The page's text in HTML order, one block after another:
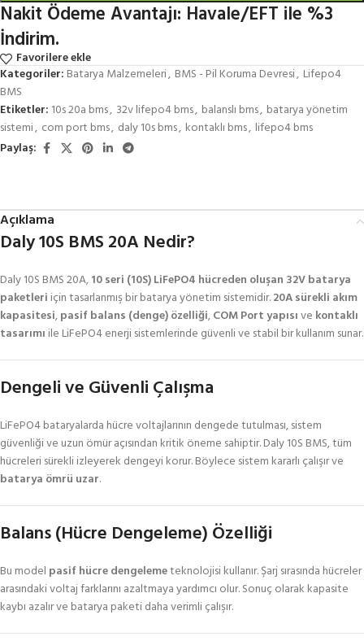
Nakit Ödeme Avantajı: Havale/EFT ile %3
İndirim.
Favorilere ekle
Kategoriler: Batarya Malzemeleri, BMS - Pil Koruma Devresi, Lifepo4
BMS
Etiketler: 10s 20a bms, 32v lifepo4 bms, balanslı bms, batarya yönetim
sistemi, com port bms, daly 10s bms, kontaklı bms, lifepo4 bms
Paylaş:
Açıklama
Daly 10S BMS 20A Nedir?
Daly 10S BMS 20A,10 seri (10S) LiFePO4 hücreden oluşan 32V batarya
paketleri için tasarlanmış bir batarya yönetim sistemidir.20A sürekli akım
kapasitesi,pasif balans (denge) özelliği,COM Port yapısıve kontaklı
tasarımı ile LiFePO4 enerji sistemlerinde güvenli ve stabil bir kullanım sunar.
Dengeli ve Güvenli Çalışma
LiFePO4 bataryalarda hücre voltajlarının dengede tutulması, sistem
güvenliği ve uzun ömür açısından kritik öneme sahiptir. Daly 10S BMS, tüm
hücreleri sürekli izleyerek dengeyi korur. Böylece sistem kararlı çalışır ve
batarya ömrü uzar.
Balans (Hücre Dengeleme) Özelliği
Bu model pasif hücre dengelemeteknolojisi kullanır. Şarj sırasında hücreler
arasındaki voltaj farklarını azaltmaya yardımcı olur. Sonuç olarak kapasite
kaybı azalır ve batarya paketi daha verimli çalışır.